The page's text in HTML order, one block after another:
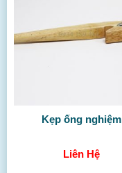
Kẹp ống nghiệm
Liên Hệ